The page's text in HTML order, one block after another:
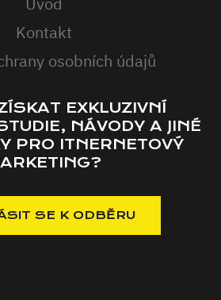
Kontakt
osobních údajů
EXKLUZIVNÍ
NÁVODY A JINÉ
PRO ITNERNETOVÝ